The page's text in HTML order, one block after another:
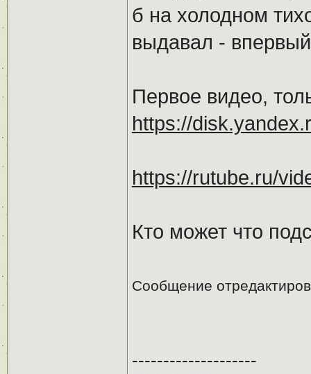
б на холодном
выдавал -
Первое видео,
https://
https://rutube.ru/
Кто может что
Сообщение
--------------------